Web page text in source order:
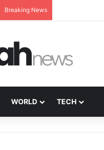
Breaking News
WORLD TECH